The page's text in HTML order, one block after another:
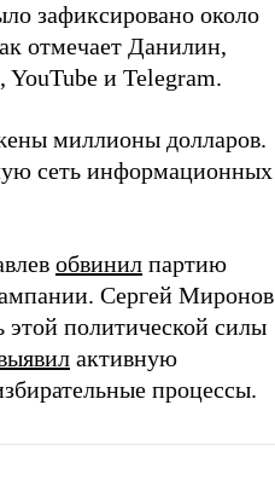
зафиксировано около
отмечает Данилин,
YouTube и Telegram.
миллионы долларов.
сеть информационных
обвинил партию
Сергей Миронов
этой политической силы
активную
процессы.